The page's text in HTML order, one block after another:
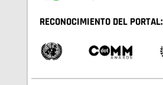
RECONOCIMIENTO DEL PORTAL: